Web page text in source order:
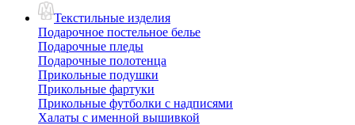
Текстильные изделия
Подарочное постельное белье
Подарочные пледы
Подарочные полотенца
Прикольные подушки
Прикольные фартуки
Прикольные футболки с надписями
Халаты с именной вышивкой